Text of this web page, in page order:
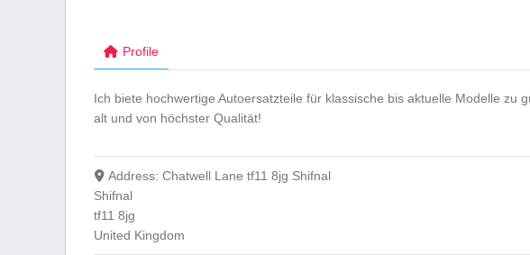
Profile
Ich biete hochwertige Autoersatzteile für klassische bis aktuelle Modelle zu
alt und von höchster Qualität!
Address: Chatwell Lane tf11 8jg Shifnal
Shifnal
tf11 8jg
United Kingdom